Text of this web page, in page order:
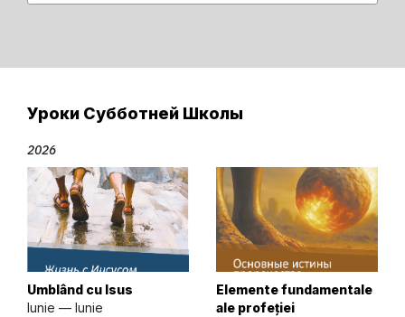
Уроки Субботней Школы
2026
Umblând cu Isus
Iunie — Iunie
Elemente fundamentale
ale profeției